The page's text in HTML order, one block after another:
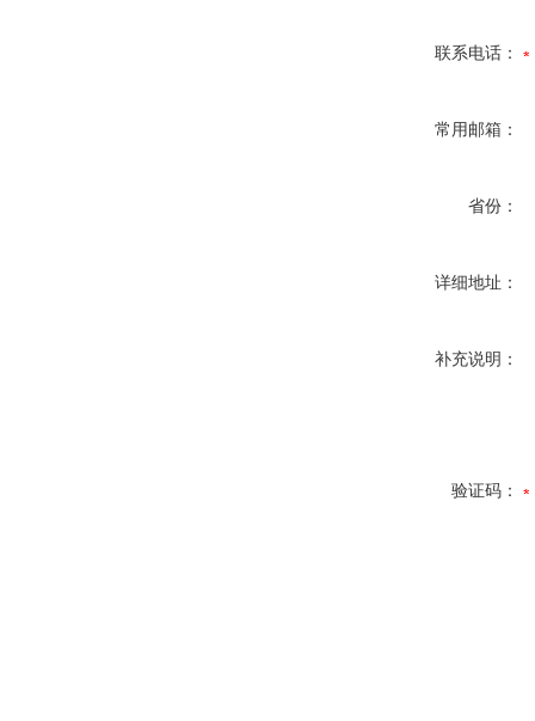
联系电话：
常用邮箱：
省份：
详细地址：
补充说明：
验证码：